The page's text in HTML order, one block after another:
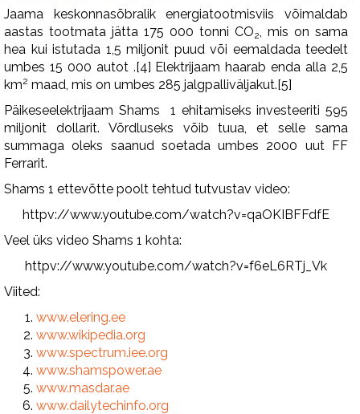
Jaama keskonnasõbralik energiatootmisviis võimaldab
aastas tootmata jätta 175 000 tonni CO2, mis on sama
hea kui istutada 1,5 miljonit puud või eemaldada teedelt
umbes 15 000 autot .[4] Elektrijaam haarab enda alla 2,5
km2 maad, mis on umbes 285 jalgpalliväljakut.[5]
Päikeseelektrijaam Shams 1 ehitamiseks investeeriti 595
miljonit dollarit. Võrdluseks võib tuua, et selle sama
summaga oleks saanud soetada umbes 2000 uut FF
Ferrarit.
Shams 1 ettevõtte poolt tehtud tutvustav video:
httpv://www.youtube.com/watch?v=qaOKIBFFdfE
Veel üks video Shams 1 kohta:
httpv://www.youtube.com/watch?v=f6eL6RTj_Vk
Viited:
www.elering.ee
www.wikipedia.org
www.spectrum.iee.org
www.shamspower.ae
www.masdar.ae
www.dailytechinfo.org